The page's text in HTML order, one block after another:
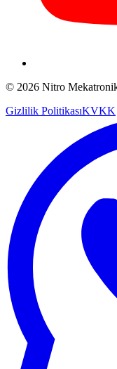
© 2026 Nitro Mekatronik
Gizlilik PolitikasıKVKK